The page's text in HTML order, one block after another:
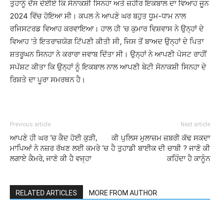
ਤੁਹਾਨੂੰ ਦੱਸ ਦੇਈਏ ਕਿ ਸੋਨਾਕਸ਼ੀ ਸਿਨਹਾ ਅਤੇ ਜ਼ਹੀਰ ਇਕਬਾਲ ਦਾ ਵਿਆਹ ਜੂਨ
2024 ਵਿੱਚ ਹੋਇਆ ਸੀ। ਕਪਲ ਨੇ ਆਪਣੇ ਘਰ ਬਹੁਤ ਧੂਮ-ਧਾਮ ਨਾਲ
ਰਜਿਸਟਰਡ ਵਿਆਹ ਕਰਵਾਇਆ। ਹਾਲ ਹੀ ‘ਚ ਕੁਮਾਰ ਵਿਸ਼ਵਾਸ ਨੇ ਉਨ੍ਹਾਂ ਦੇ
ਵਿਆਹ ‘ਤੇ ਇਤਰਾਜ਼ਯੋਗ ਟਿੱਪਣੀ ਕੀਤੀ ਸੀ, ਜਿਸ ਤੋਂ ਬਾਅਦ ਉਨ੍ਹਾਂ ਦੇ ਪਿਤਾ
ਸ਼ਤਰੂਘਨ ਸਿਨਹਾ ਨੇ ਕਰਾਰਾ ਜਵਾਬ ਦਿੱਤਾ ਸੀ। ਉਨ੍ਹਾਂ ਨੇ ਆਪਣੀ ਪੋਸਟ ਰਾਹੀਂ
ਸਪੱਸ਼ਟ ਕੀਤਾ ਕਿ ਉਨ੍ਹਾਂ ਨੂੰ ਇਕਬਾਲ ਨਾਲ ਆਪਣੀ ਬੇਟੀ ਸੋਨਾਕਸ਼ੀ ਸਿਨਹਾ ਦੇ
ਰਿਸ਼ਤੇ ਦਾ ਪੂਰਾ ਸਮਰਥਨ ਹੈ।
Previous article
ਆਪਣੇ ਹੀ ਘਰ ‘ਚ ਕੈਦ ਹੋਈ ਕੁੜੀ,
ਮਾਪਿਆਂ ਨੇ ਨਜ਼ਰ ਰੱਖਣ ਲਈ ਕਮਰੇ ‘ਚ
ਲਗਾਏ ਕੈਮਰੇ, ਜਾਣੋ ਕੀ ਹੈ ਵਜ੍ਹਾ
Next article
ਕੀ ਪੁਲਿਸ ਮੁਲਾਜ਼ਮ ਜ਼ਬਰੀ ਕੱਢ ਸਕਦਾ
ਹੈ ਤੁਹਾਡੀ ਬਾਈਕ ਦੀ ਚਾਬੀ ? ਜਾਣੋ ਕੀ
ਕਹਿੰਦਾ ਹੈ ਕਾਨੂੰਨ
RELATED ARTICLES MORE FROM AUTHOR